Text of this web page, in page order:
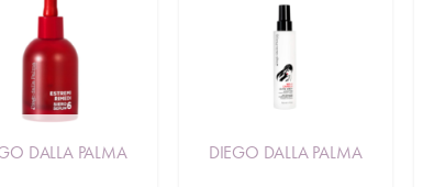
DALLA PALMA DIEGO DALLA PALMA